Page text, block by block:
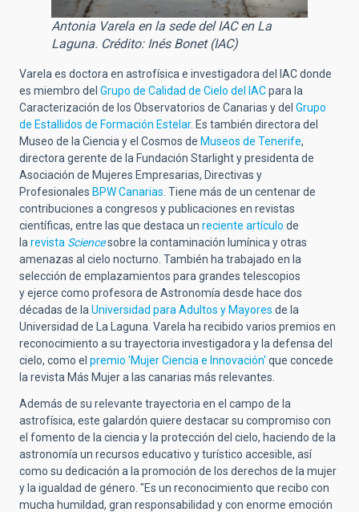
Antonia Varela en la sede del IAC en La
Laguna. Crédito: Inés Bonet (IAC)
Varela es doctora en astrofísica e investigadora del IAC donde
es miembro del Grupo de Calidad de Cielo del IACpara la
Caracterización de los Observatorios de Canarias y del Grupo
de Estallidos de Formación Estelar. Es también directora del
Museo de la Ciencia y el Cosmos de Museos de Tenerife,
directora gerente de la Fundación Starlight y presidenta de
Asociación de Mujeres Empresarias, Directivas y
Profesionales BPW Canarias . Tiene más de un centenar de
contribuciones a congresos y publicaciones en revistas
científicas, entre las que destaca un reciente artículo de
la revista Sciencesobre la contaminación lumínica y otras
amenazas al cielo nocturno. También ha trabajado en la
selección de emplazamientos para grandes telescopios
y ejerce como profesora de Astronomía desde hace dos
décadas de la Universidad para Adultos y Mayores de la
Universidad de La Laguna. Varela ha recibido varios premios en
reconocimiento a su trayectoria investigadora y la defensa del
cielo, como el premio 'Mujer Ciencia e Innovación' que concede
la revista Más Mujer a las canarias más relevantes.
Además de su relevante trayectoria en el campo de la
astrofísica, este galardón quiere destacar su compromiso con
el fomento de la ciencia y la protección del cielo, haciendo de la
astronomía un recursos educativo y turístico accesible, así
como su dedicación a la promoción de los derechos de la mujer
y la igualdad de género. "Es un reconocimiento que recibo con
mucha humildad, gran responsabilidad y con enorme emoción